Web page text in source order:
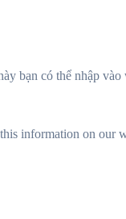
bạn có thể nhập
information on our